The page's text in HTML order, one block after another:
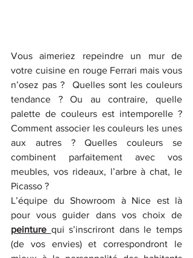
Vous aimeriez repeindre un mur de
votre cuisine en rouge Ferrari mais vous
n’osez pas ?  Quelles sont les couleurs
tendance ? Ou au contraire, quelle
palette de couleurs est intemporelle ?
Comment associer les couleurs les unes
aux autres ? Quelles couleurs se
combinent parfaitement avec vos
meubles, vos rideaux, l’arbre à chat, le
Picasso ?
L’équipe du Showroom à Nice est là
peinture qui s’inscriront dans le temps
(de vos envies) et correspondront le